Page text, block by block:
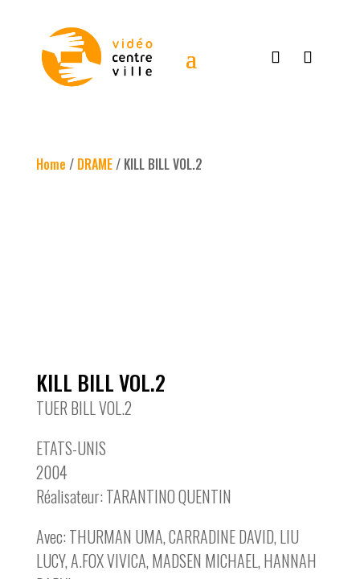
Home / DRAME/ KILL BILL VOL.2
KILL BILL VOL.2
TUER BILL VOL.2
ETATS-UNIS
2004
Réalisateur: TARANTINO QUENTIN
Avec: THURMAN UMA, CARRADINE DAVID, LIU
LUCY, A.FOX VIVICA, MADSEN MICHAEL, HANNAH